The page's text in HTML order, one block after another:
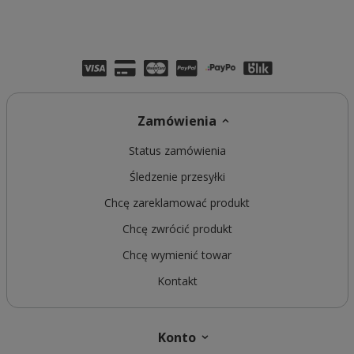
Zamówienia
Status zamówienia
Śledzenie przesyłki
Chcę zareklamować produkt
Chcę zwrócić produkt
Chcę wymienić towar
Kontakt
Konto